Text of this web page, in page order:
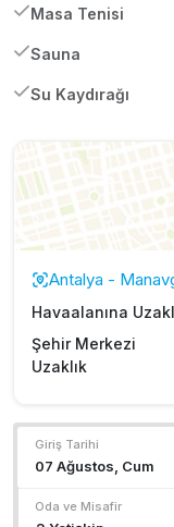
Masa Tenisi
Sauna
Su Kaydırağı
Antalya -
Havaalanına
Şehir Merkezi
Uzaklık
Giriş Tarihi
Oda ve Misafir